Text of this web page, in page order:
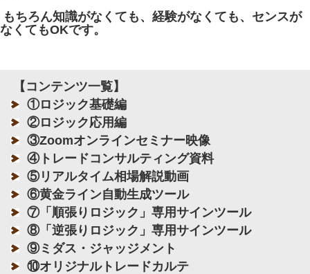
もちろん知識がなくても、経験がなくても、センスが
なくてもOKです。
【コンテンツ一覧】
①ロジック基礎編
②ロジック応用編
③Zoomオンラインセミナー映像
④トレードコンサルティング資料
⑤リアルタイム相場解説動画
⑥黄金ライン自動生成ツール
⑦「順張りロジック」専用サインツール
⑧「逆張りロジック」専用サインツール
⑨ミダス・ジャッジメント
⑩オリジナルトレードカルテ